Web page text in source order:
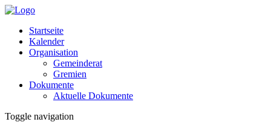
Startseite
Kalender
Organisation
Gemeinderat
Gremien
Dokumente
Aktuelle Dokumente
Toggle navigation